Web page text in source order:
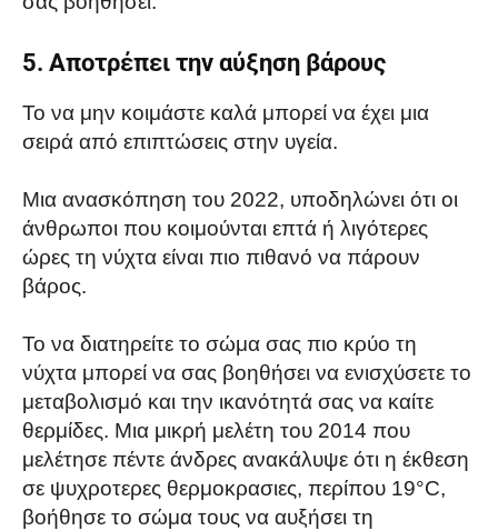
5. Αποτρέπει την αύξηση βάρους
Το να μην κοιμάστε καλά μπορεί να έχει μια
σειρά από επιπτώσεις στην υγεία.
Μια ανασκόπηση του 2022, υποδηλώνει ότι οι
άνθρωποι που κοιμούνται επτά ή λιγότερες
ώρες τη νύχτα είναι πιο πιθανό να πάρουν
βάρος.
Το να διατηρείτε το σώμα σας πιο κρύο τη
νύχτα μπορεί να σας βοηθήσει να ενισχύσετε το
μεταβολισμό και την ικανότητά σας να καίτε
θερμίδες. Μια μικρή μελέτη του 2014 που
μελέτησε πέντε άνδρες ανακάλυψε ότι η έκθεση
σε ψυχροτερες θερμοκρασιες, περίπου 19°C,
βοήθησε το σώμα τους να αυξήσει τη